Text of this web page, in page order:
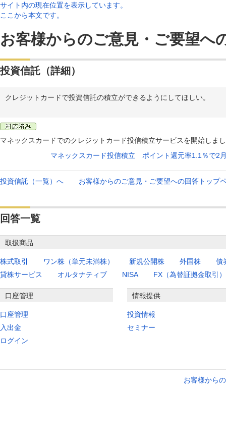
サイト内の現在位置を表示しています。
ここから本文です。
お客様からのご意見・ご要望へ
投資信託（詳細）
クレジットカードで投資信託の積立ができるようにしてほしい。
マネックスカードでのクレジットカード投信積立サービスを開始しま
マネックスカード投信積立 ポイント還元率1.1％で2
投資信託（一覧）へ お客様からのご意見・ご要望への回答トップ
回答一覧
取扱商品
株式取引 ワン株（単元未満株） 新規公開株 外国株
債
貸株サービス
オルタナティブ NISA FX（為替証拠金取引）
口座管理
口座管理
入出金
ログイン
情報提供
投資情報
セミナー
お客様から